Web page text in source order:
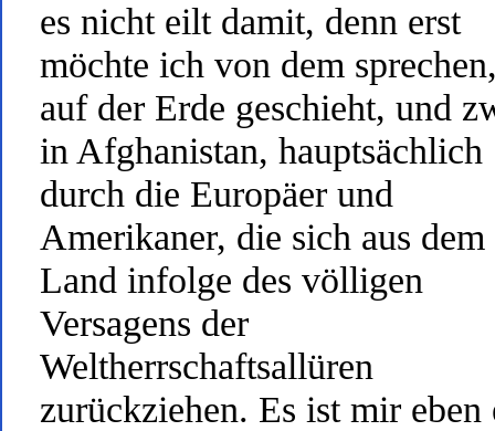
es nicht eilt damit, denn erst
möchte ich von dem
auf der Erde geschieht, und
in Afghanistan, hauptsächlich
durch die Europäer und
Amerikaner, die sich aus dem
Land infolge des völligen
Versagens der
Weltherrschaftsallüren
zurückziehen. Es ist mir eben